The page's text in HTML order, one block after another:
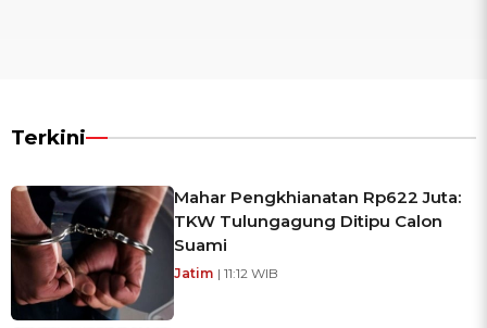
Terkini
Mahar Pengkhianatan Rp622 Juta:
TKW Tulungagung Ditipu Calon
Suami
Jatim | 11:12 WIB